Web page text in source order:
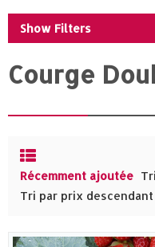
Show Filters
Courge
Récemment ajoutée
Tri par prix descendant